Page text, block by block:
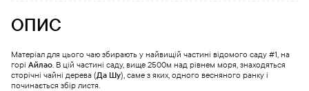
ОПИС
Матеріал для цього чаю збирають у найвищій частині відомого саду #1, на
горі Айлао . В цій частині саду, вище 2500м над рівнем моря, знаходяться
сторічні чайні дерева (Да Шу), саме з яких, одного весняного ранку і
починається збір листя.